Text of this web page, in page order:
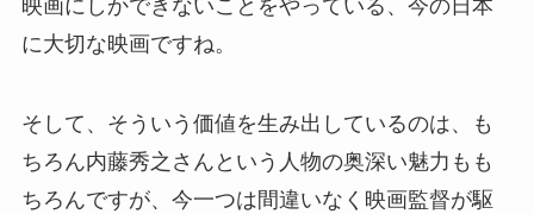
映画にしかできないことをやっている、今の日本
に大切な映画ですね。
そして、そういう価値を生み出しているのは、も
ちろん内藤秀之さんという人物の奥深い魅力もも
ちろんですが、今一つは間違いなく映画監督が駆